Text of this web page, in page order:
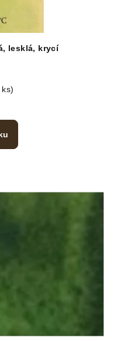
lesklá, krycí